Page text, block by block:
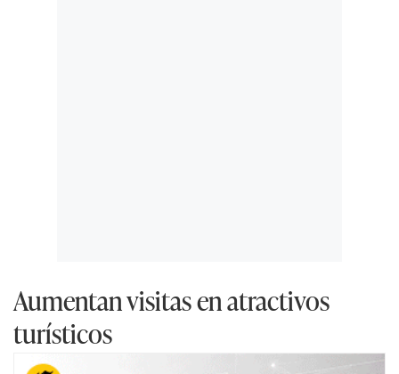
Aumentan visitas en atractivos
turísticos